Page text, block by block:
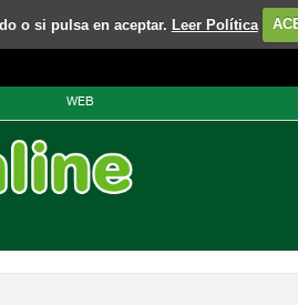
o si pulsa en aceptar. Leer Política
WEB